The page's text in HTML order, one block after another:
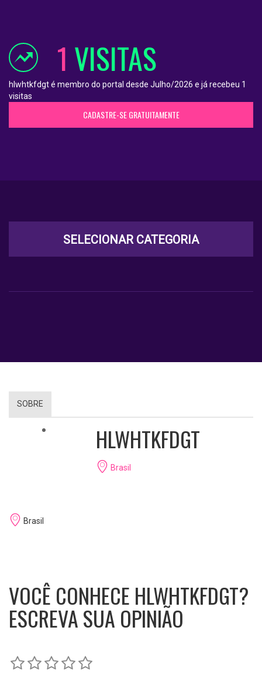
1 VISITAS
hlwhtkfdgt é membro do portal desde Julho/2026 e já recebeu 1
visitas
CADASTRE-SE GRATUITAMENTE
SELECIONAR CATEGORIA
SOBRE
HLWHTKFDGT
Brasil
Brasil
VOCÊ CONHECE HLWHTKFDGT?
ESCREVA SUA OPINIÃO